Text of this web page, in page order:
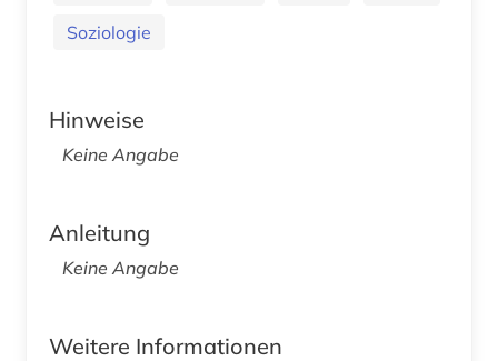
Soziologie
Hinweise
Keine Angabe
Anleitung
Keine Angabe
Weitere Informationen